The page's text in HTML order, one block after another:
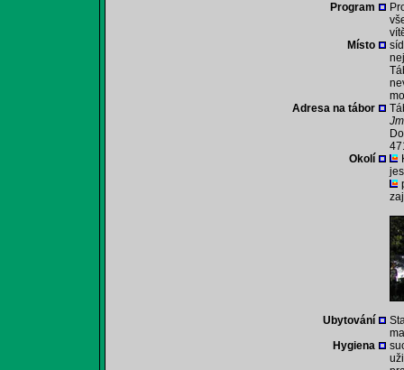
Program
Místo
Adresa na tábor
Okolí
Ubytování
Hygiena